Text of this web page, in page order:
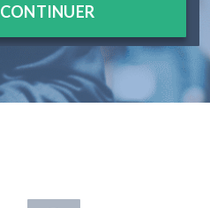
CONTINUER